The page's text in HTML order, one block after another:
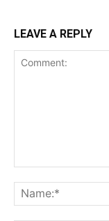
LEAVE A REPLY